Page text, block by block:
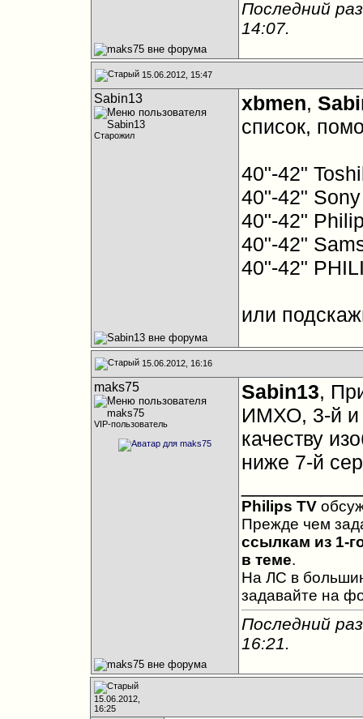
Последний
14:07.
15.06.2012, 15:47
Sabin13
Старожил
xbmen,
список,
40"-42"
40"-42"
40"-42"
40"-42"
40"-42"
или
15.06.2012, 16:16
maks75
VIP-пользователь
Sabin13,
ИМХО, 3-й и
качеству
ниже 7-й
Philips TV
Прежде чем
ссылкам из 1-
в теме.
На ЛС в
задавайте на
Последний
16:21.
15.06.2012,
16:25